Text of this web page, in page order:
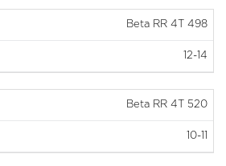
Beta RR 4T 498
12-14
Beta RR 4T 520
10-11